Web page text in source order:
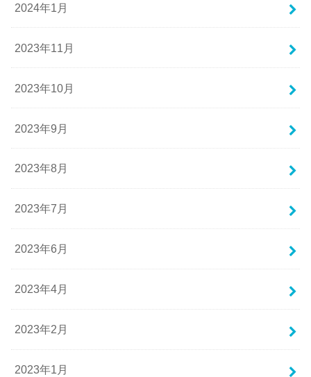
2024年1月
2023年11月
2023年10月
2023年9月
2023年8月
2023年7月
2023年6月
2023年4月
2023年2月
2023年1月